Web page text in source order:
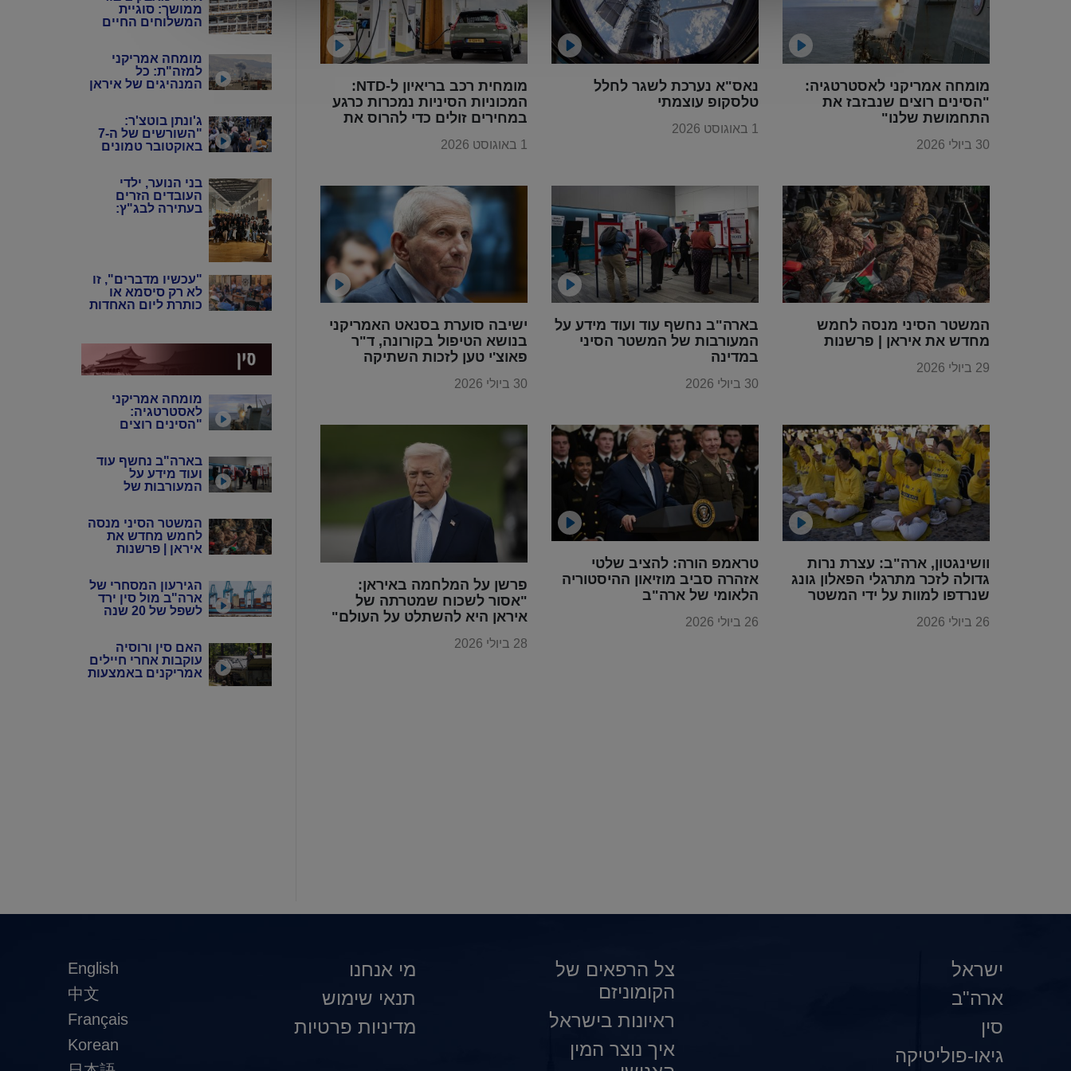
סוף במקום
ממושך: סוגיית
המשלוחים החיים
מומחה אמריקני
למזה"ת: כל
המנהיגים של איראן
ג'ונתן בוטצ'ר:
"השורשים של ה-7
באוקטובר טמונים
ובתיאורטיקנים
האלה שניסו להחיות
מחדש את
בני הנוער, ילדי
העובדים הזרים
בעתירה לבג"ץ:
"עכשיו מדברים", זו
לא רק סיסמא או
כותרת ליום האחדות
מומחה אמריקני
לאסטרטגיה:
"הסינים רוצים
בארה"ב נחשף עוד
ועוד מידע על
המעורבות של
המשטר הסיני מנסה
לחמש מחדש את
איראן | פרשנות
הגירעון המסחרי של
ארה"ב מול סין ירד
לשפל של 20 שנה
האם סין ורוסיה
עוקבות אחרי חיילים
אמריקנים באמצעות
מומחית רכב בריאיון ל-NTD:
המכוניות הסיניות נמכרות כרגע
במחירים זולים כדי להרוס את
בדומה למה שקרה עם מוצרי
1 באוגוסט 2026
נאס"א נערכת לשגר לחלל
טלסקופ עוצמתי
1 באוגוסט 2026
מומחה אמריקני לאסטרטגיה:
"הסינים רוצים שנבזבז את
התחמושת שלנו"
30 ביולי 2026
ישיבה סוערת בסנאט האמריקני
בנושא הטיפול בקורונה, ד"ר
פאוצ'י טען לזכות השתיקה
30 ביולי 2026
בארה"ב נחשף עוד ועוד מידע על
המעורבות של המשטר הסיני
במדינה
30 ביולי 2026
המשטר הסיני מנסה לחמש
מחדש את איראן | פרשנות
29 ביולי 2026
פרשן על המלחמה באיראן:
"אסור לשכוח שמטרתה של
איראן היא להשתלט על העולם"
28 ביולי 2026
טראמפ הורה: להציב שלטי
אזהרה סביב מוזיאון ההיסטוריה
הלאומי של ארה"ב
26 ביולי 2026
וושינגטון, ארה"ב: עצרת נרות
גדולה לזכר מתרגלי הפאלון גונג
שנרדפו למוות על ידי המשטר
26 ביולי 2026
English
中文
Français
Korean
מי אנחנו
תנאי שימוש
מדיניות פרטיות
צל הרפאים של
הקומוניזם
ראיונות בישראל
איך נוצר המין
ישראל
ארה"ב
סין
גיאו-פוליטיקה